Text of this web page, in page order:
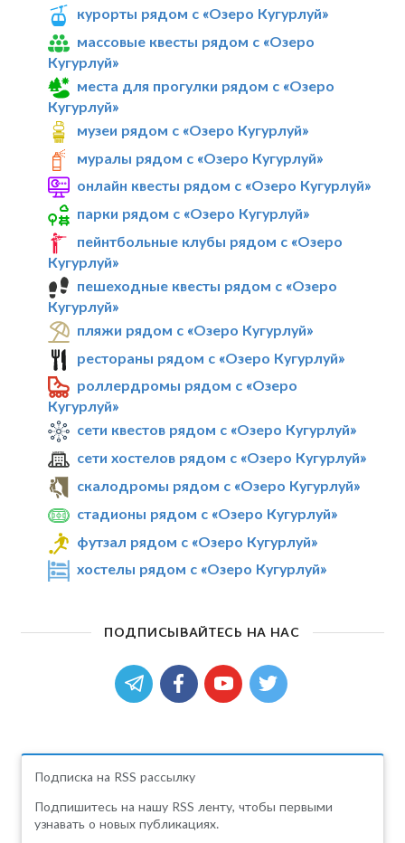
курорты рядом с «Озеро Кугурлуй»
массовые квесты рядом с «Озеро
Кугурлуй»
места для прогулки рядом с «Озеро
Кугурлуй»
музеи рядом с «Озеро Кугурлуй»
муралы рядом с «Озеро Кугурлуй»
онлайн квесты рядом с «Озеро Кугурлуй»
парки рядом с «Озеро Кугурлуй»
пейнтбольные клубы рядом с «Озеро
Кугурлуй»
пешеходные квесты рядом с «Озеро
Кугурлуй»
пляжи рядом с «Озеро Кугурлуй»
рестораны рядом с «Озеро Кугурлуй»
роллердромы рядом с «Озеро
Кугурлуй»
сети квестов рядом с «Озеро Кугурлуй»
сети хостелов рядом с «Озеро Кугурлуй»
скалодромы рядом с «Озеро Кугурлуй»
стадионы рядом с «Озеро Кугурлуй»
футзал рядом с «Озеро Кугурлуй»
хостелы рядом с «Озеро Кугурлуй»
ПОДПИСЫВАЙТЕСЬ НА НАС
Подписка на RSS рассылку
Подпишитесь на нашу RSS ленту, чтобы первыми
узнавать о новых публикациях.